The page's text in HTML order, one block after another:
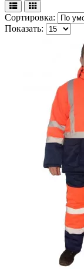
Сортировка:
Показать: